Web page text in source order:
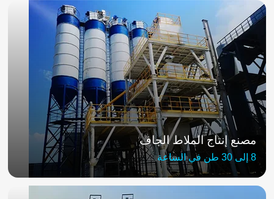
مصنع إنتاج الملاط الجاف
8 إلى 30 طن في الساعة